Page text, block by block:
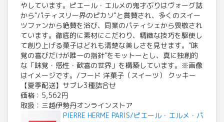
やしています。ピエール・エルメの鬼才ぶりはヴォーグ誌
から"パティスリー界のピカソ"と賞賛され、多くのスイー
ツファンから絶賛を浴び、同業のパティシェから畏敬され
ています。徹底的に素材にこだわり、精緻な技巧を駆使し
て創り上げる菓子はどれも清楚な美しさを見せます。"味
覚の喜びだけが唯一の指針"をモットーとし、真に独創的
な「味覚・感性・歓喜の世界」を構築しています。※画像
はイメージです。/フード 洋菓子（スイーツ） クッキー
【夏季配送】サブレ3種詰合せ
価格：5,562円
取扱：三越伊勢丹オンラインストア
PIERRE HERME PARIS/ピエール・エルメ・パ